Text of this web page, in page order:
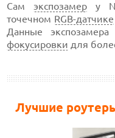
Сам экспозамер у
точечном RGB-датчике
Данные экспозамера
фокусировки для
Лучшие